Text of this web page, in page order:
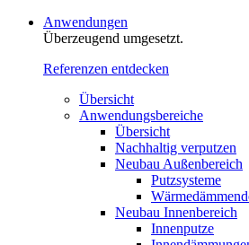
Anwendungen
Überzeugend umgesetzt.
Referenzen entdecken
Übersicht
Anwendungsbereiche
Übersicht
Nachhaltig verputzen
Neubau Außenbereich
Putzsysteme
Neubau Innenbereich
Innenputze